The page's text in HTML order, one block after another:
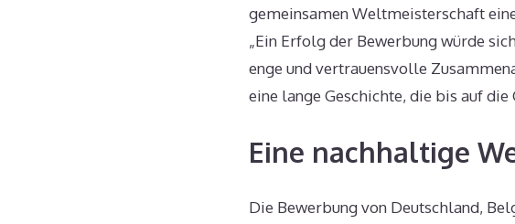
gemeinsamen Weltmeisterschaft
„Ein Erfolg der Bewerbung würde
enge und vertrauensvolle
eine lange Geschichte, die bis auf die
Eine nachhaltige
Die Bewerbung von Deutschland,